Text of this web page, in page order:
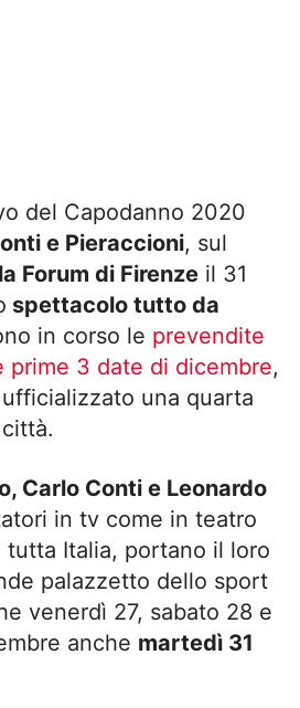
del Capodanno 2020
e Pieraccioni, sul
Forum di Firenze il 31
spettacolo tutto da
in corso le prevendite
prime 3 date di dicembre,
una quarta
Carlo Conti e Leonardo
in tv come in teatro
tutta Italia, portano il loro
palazzetto dello sport
venerdì 27, sabato 28 e
anche martedì 31